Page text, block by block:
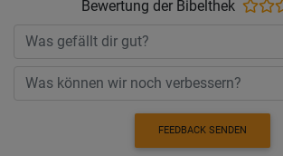
Bewertung der Bibelthek
FEEDBACK SENDEN